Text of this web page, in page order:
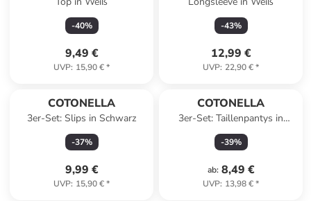
-40%
9,49 €
UVP: 15,90 €*
-43%
12,99 €
UVP: 22,90 €*
COTONELLA
3er-Set: Slips in Schwarz
-37%
9,99 €
UVP: 15,90 €*
COTONELLA
3er-Set: Taillenpantys in
Rosa/Weiß
-39%
ab: 8,49 €
UVP: 13,98 €*